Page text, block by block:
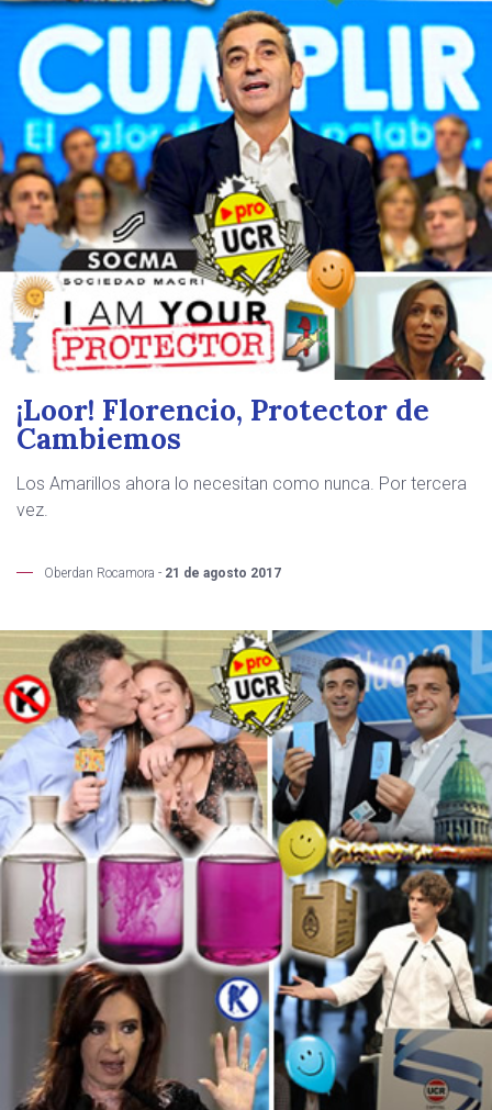
¡Loor! Florencio, Protector de
Cambiemos
Los Amarillos ahora lo necesitan como nunca. Por tercera
vez.
Oberdan Rocamora - 21 de agosto 2017